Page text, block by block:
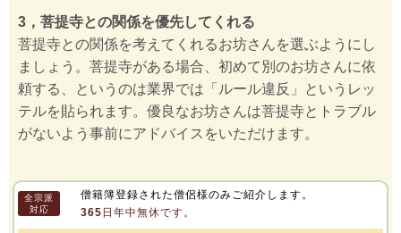
3，菩提寺との関係を優先してくれる
菩提寺との関係を考えてくれるお坊さんを選ぶようにし
ましょう。菩提寺がある場合、初めて別のお坊さんに依
頼する、というのは業界では「ルール違反」というレッ
テルを貼られます。優良なお坊さんは菩提寺とトラブル
がないよう事前にアドバイスをいただけます。
全宗派
対応
僧籍簿登録された僧侶様のみご紹介します。
365日年中無休です。